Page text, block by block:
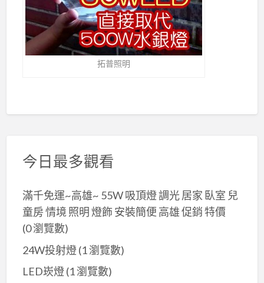
拓普照明
今日最多觀看
滿千免運~高雄~ 55W 吸頂燈 調光 居家 臥室 兒
童房 情境 照明 燈飾 安裝簡便 高雄 促銷 特價
(0 瀏覽數)
24W投射燈(1 瀏覽數)
LED崁燈(1 瀏覽數)